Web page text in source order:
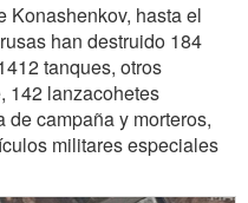
Konashenkov, hasta el
han destruido 184
tanques, otros
142 lanzacohetes
campaña y morteros,
militares especiales